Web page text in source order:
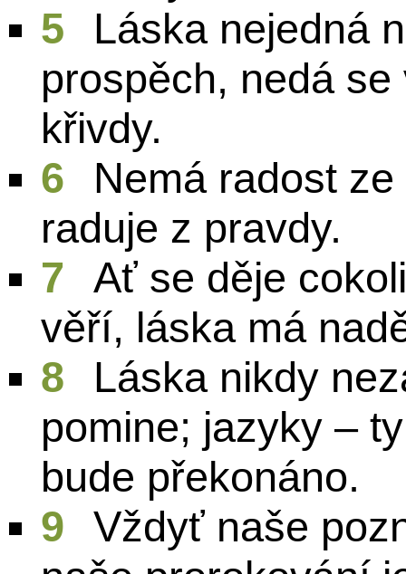
5
Láska nejedná
prospěch, nedá
křivdy.
6
Nemá radost
raduje z pravdy.
7
Ať se děje
věří, láska má
8
Láska nikdy
pomine; jazyky –
bude překonáno.
9
Vždyť naše